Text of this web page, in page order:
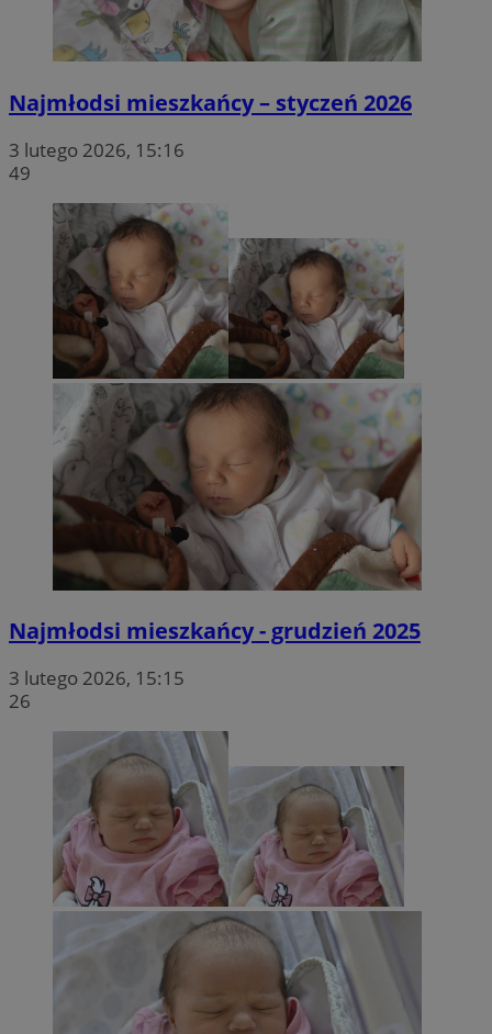
Najmłodsi mieszkańcy – styczeń 2026
3 lutego 2026, 15:16
49
Najmłodsi mieszkańcy - grudzień 2025
3 lutego 2026, 15:15
26